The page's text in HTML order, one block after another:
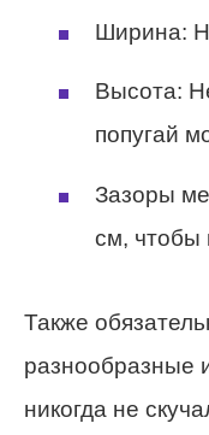
Ширина:
Высота:
попугай
Зазоры
см, чтобы
Также
разнообразные
никогда не